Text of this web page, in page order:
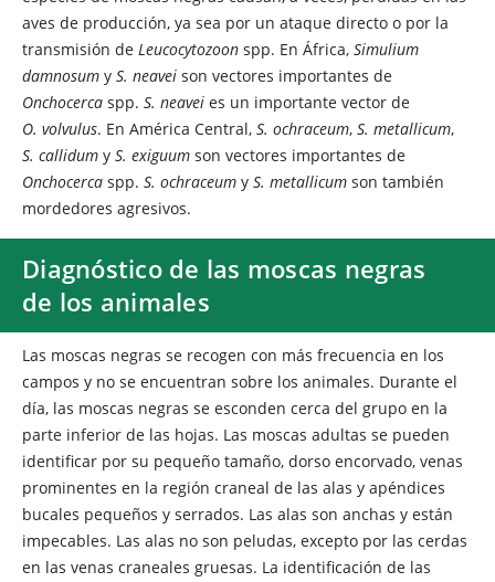
aves de producción, ya sea por un ataque directo o por la
transmisión de Leucocytozoon spp. En África, Simulium
damnosum y S. neavei son vectores importantes de
Onchocerca spp. S. neavei es un importante vector de
O. volvulus. En América Central, S. ochraceum, S. metallicum,
S. callidum y S. exiguum son vectores importantes de
Onchocerca spp. S. ochraceum y S. metallicum son también
mordedores agresivos.
Diagnóstico de las moscas negras
de los animales
Las moscas negras se recogen con más frecuencia en los
campos y no se encuentran sobre los animales. Durante el
día, las moscas negras se esconden cerca del grupo en la
parte inferior de las hojas. Las moscas adultas se pueden
identificar por su pequeño tamaño, dorso encorvado, venas
prominentes en la región craneal de las alas y apéndices
bucales pequeños y serrados. Las alas son anchas y están
impecables. Las alas no son peludas, excepto por las cerdas
en las venas craneales gruesas. La identificación de las